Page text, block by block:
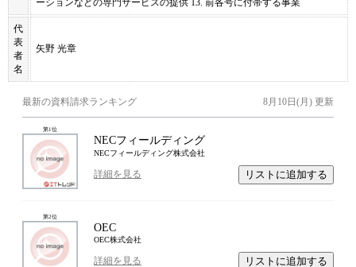
代
表
者
名
矢野 光章
最新の資料請求ランキング 8月10日(月) 更新
第1位
NECフィールディング
NECフィールディング株式会社
詳細を見る リストに追加する
第2位
OEC
OEC株式会社
詳細を見る リストに追加する